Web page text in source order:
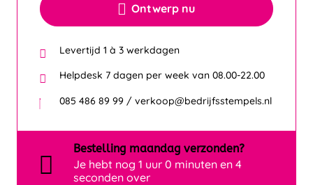
Ontwerp nu
Levertijd 1 à 3 werkdagen
Helpdesk 7 dagen per week van 08.00-22.00
085 486 89 99 / verkoop@bedrijfsstempels.nl
Bestelling maandag verzonden?
Je hebt nog 1 uur 0 minuten en 3
seconden over